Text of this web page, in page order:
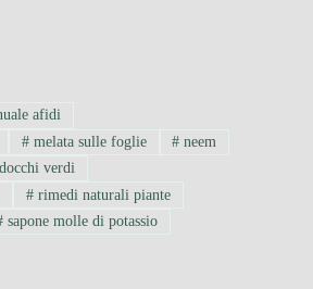
afidi
#melata sulle foglie # neem
verdi
#rimedi naturali piante
sapone molle di potassio